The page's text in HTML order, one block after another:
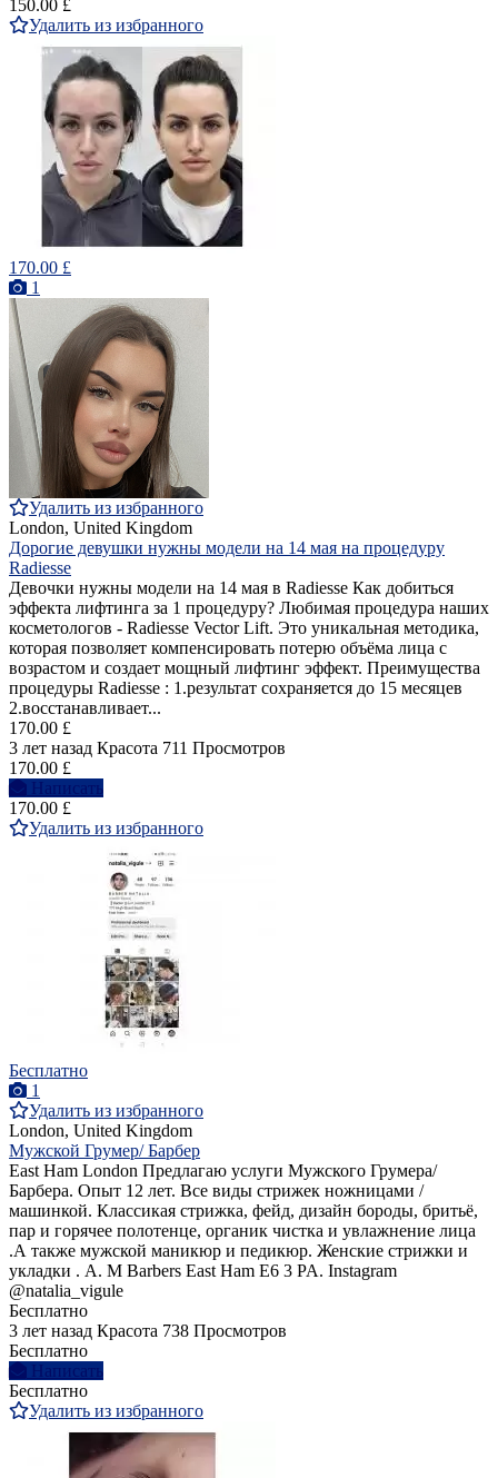
150.00 £
Удалить из избранного
170.00 £
1
Удалить из избранного
London, United Kingdom
Дорогие девушки нужны модели на 14 мая на процедуру
Radiesse
Девочки нужны модели на 14 мая в Radiesse Как добиться
эффекта лифтинга за 1 процедуру? Любимая процедура наших
косметологов - Radiesse Vector Lift. Это уникальная методика,
которая позволяет компенсировать потерю объёма лица с
возрастом и создает мощный лифтинг эффект. Преимущества
процедуры Radiesse : 1.результат сохраняется до 15 месяцев
2.восстанавливает...
170.00 £
3 лет назад Красота 711 Просмотров
170.00 £
Написать
170.00 £
Удалить из избранного
Бесплатно
1
Удалить из избранного
London, United Kingdom
Мужской Грумер/ Барбер
East Ham London Предлагаю услуги Мужского Грумера/
Барбера. Опыт 12 лет. Все виды стрижек ножницами /
машинкой. Классикая стрижка, фейд, дизайн бороды, бритьё,
пар и горячее полотенце, органик чистка и увлажнение лица
.А также мужской маникюр и педикюр. Женские стрижки и
укладки . A. M Barbers East Ham E6 3 PA. Instagram
@natalia_vigule
Бесплатно
3 лет назад Красота 738 Просмотров
Бесплатно
Написать
Бесплатно
Удалить из избранного